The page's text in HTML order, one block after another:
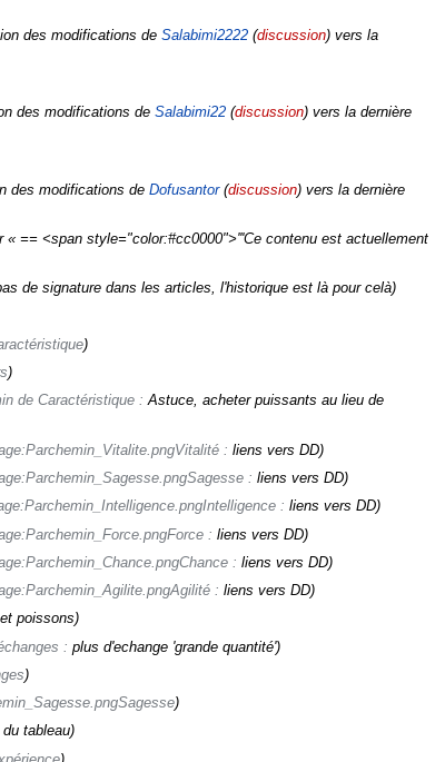
des modifications de Salabimi2222(discussion) vers la
des modifications de Salabimi22(discussion) vers la dernière
des modifications de Dofusantor(discussion) vers la dernière
« == <span style="color:#cc0000">'''Ce contenu est actuellement
de signature dans les articles, l'historique est là pour celà
de Caractéristique:Astuce, acheter puissants au lieu de
: liens vers DD
: liens vers DD
: liens vers DD
: liens vers DD
: liens vers DD
: liens vers DD
poissons
: plus d'echange 'grande quantité'
tableau